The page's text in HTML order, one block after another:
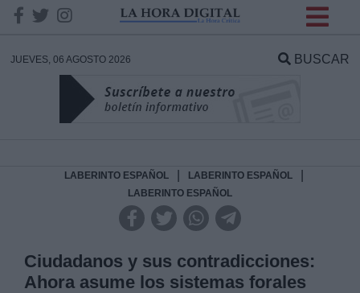
JUEVES, 06 AGOSTO 2026 BUSCAR
LABERINTO ESPAÑOL LABERINTO ESPAÑOL
LABERINTO ESPAÑOL
Ciudadanos y sus contradicciones:
Ahora asume los sistemas forales
DATOS
Responsable: